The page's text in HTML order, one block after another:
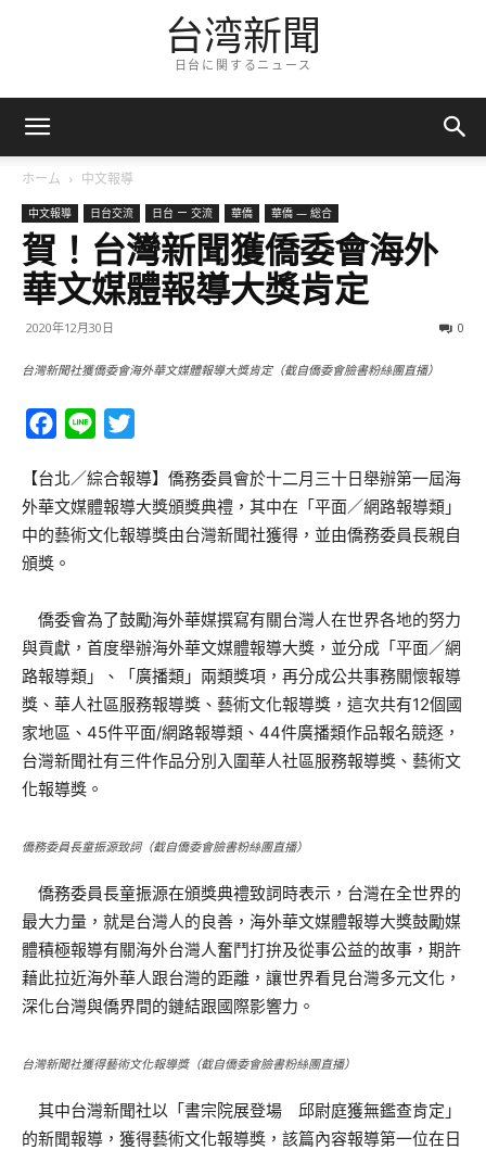
台湾新聞
日台に関するニュース
ホーム 中文報導
中文報導 日台交流 日台 ー 交流 華僑 華僑 — 総合
賀！台灣新聞獲僑委會海外
華文媒體報導大獎肯定
2020年12月30日 0
台灣新聞社獲僑委會海外華文媒體報導大獎肯定（截自僑委會臉書粉絲團直播）
Facebook
Line
【台北／綜合報導】僑務委員會於十二月三十日舉辦第一屆海
外華文媒體報導大獎頒獎典禮，其中在「平面／網路報導類」
中的藝術文化報導獎由台灣新聞社獲得，並由僑務委員長親自
頒獎。
僑委會為了鼓勵海外華媒撰寫有關台灣人在世界各地的努力
與貢獻，首度舉辦海外華文媒體報導大獎，並分成「平面／網
路報導類」、「廣播類」兩類獎項，再分成公共事務關懷報導
獎、華人社區服務報導獎、藝術文化報導獎，這次共有12個國
家地區、45件平面/網路報導類、44件廣播類作品報名競逐，
台灣新聞社有三件作品分別入圍華人社區服務報導獎、藝術文
化報導獎。
僑務委員長童振源致詞（截自僑委會臉書粉絲團直播）
僑務委員長童振源在頒獎典禮致詞時表示，台灣在全世界的
最大力量，就是台灣人的良善，海外華文媒體報導大獎鼓勵媒
體積極報導有關海外台灣人奮鬥打拚及從事公益的故事，期許
藉此拉近海外華人跟台灣的距離，讓世界看見台灣多元文化，
深化台灣與僑界間的鏈結跟國際影響力。
台灣新聞社獲得藝術文化報導獎（截自僑委會臉書粉絲團直播）
其中台灣新聞社以「書宗院展登場 邱尉庭獲無鑑查肯定」
的新聞報導，獲得藝術文化報導獎，該篇內容報導第一位在日